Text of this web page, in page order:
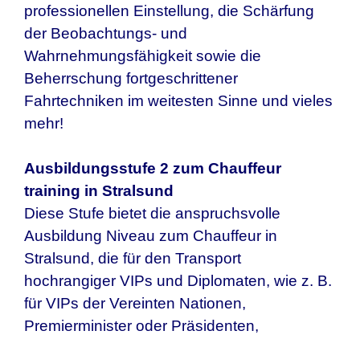
professionellen Einstellung, die Schärfung
der Beobachtungs- und
Wahrnehmungsfähigkeit sowie die
Beherrschung fortgeschrittener
Fahrtechniken im weitesten Sinne und vieles
mehr!
Ausbildungsstufe 2 zum Chauffeur
training in Stralsund
Diese Stufe bietet die anspruchsvolle
Ausbildung Niveau zum Chauffeur in
Stralsund, die für den Transport
hochrangiger VIPs und Diplomaten, wie z. B.
für VIPs der Vereinten Nationen,
Premierminister oder Präsidenten,